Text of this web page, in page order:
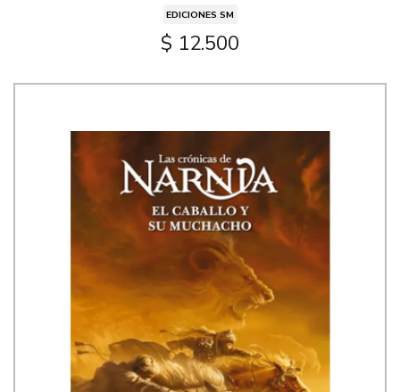
EDICIONES SM
$ 12.500